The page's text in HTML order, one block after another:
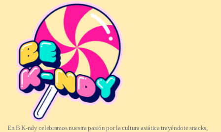
En B K-ndy celebramos nuestra pasión por la cultura asiática trayéndote snacks,